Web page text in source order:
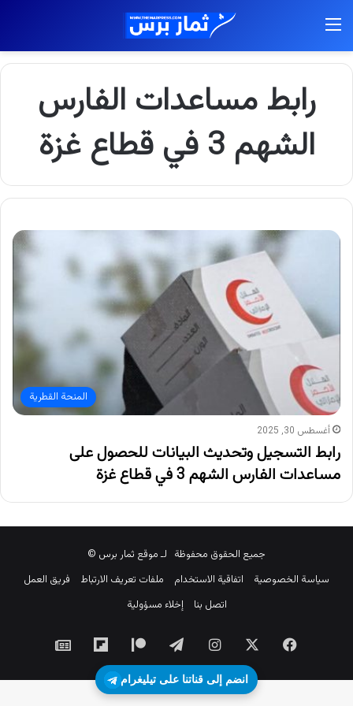
رابط مساعدات الفارس
الشهم 3 في قطاع غزة
المنحة القطرية
أغسطس 30, 2025
رابط التسجيل وتحديث البيانات للحصول على
مساعدات الفارس الشهم 3 في قطاع غزة
جميع الحقوق محفوظة لـ موقع ثمار برس ©
سياسة الخصوصية
اتفاقية الاستخدام ملفات تعريف الارتباط
فريق العمل
اتصل بنا
إخلاء مسؤولية
فيسبوك انستقرام تيلقرام ‫Patreon
Flipboard
نيوز
انضم إلى قناتنا على تيليغرام